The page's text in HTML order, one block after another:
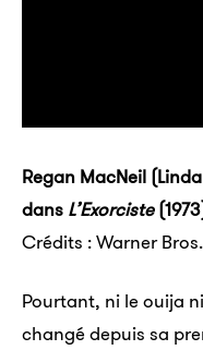
Regan MacNeil
dans L’Exorciste
Crédits : Warner Bros.
Pourtant, ni le ouija
changé depuis sa